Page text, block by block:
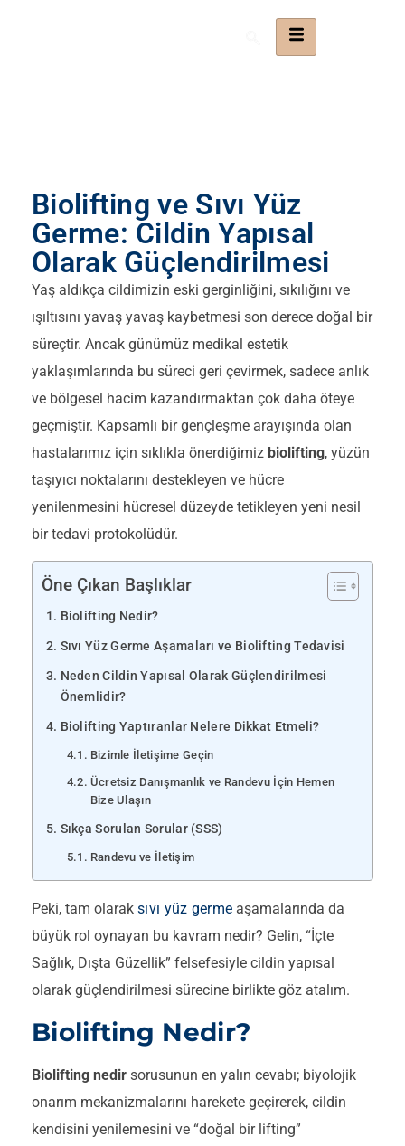
Biolifting ve Sıvı Yüz
Germe: Cildin Yapısal
Olarak Güçlendirilmesi
Yaş aldıkça cildimizin eski gerginliğini, sıkılığını ve
ışıltısını yavaş yavaş kaybetmesi son derece doğal bir
süreçtir. Ancak günümüz medikal estetik
yaklaşımlarında bu süreci geri çevirmek, sadece anlık
ve bölgesel hacim kazandırmaktan çok daha öteye
geçmiştir. Kapsamlı bir gençleşme arayışında olan
hastalarımız için sıklıkla önerdiğimiz biolifting, yüzün
taşıyıcı noktalarını destekleyen ve hücre
yenilenmesini hücresel düzeyde tetikleyen yeni nesil
bir tedavi protokolüdür.
Öne Çıkan Başlıklar
Biolifting Nedir?
Sıvı Yüz Germe Aşamaları ve Biolifting Tedavisi
Neden Cildin Yapısal Olarak Güçlendirilmesi
Önemlidir?
Biolifting Yaptıranlar Nelere Dikkat Etmeli?
Bizimle İletişime Geçin
Ücretsiz Danışmanlık ve Randevu İçin Hemen
Bize Ulaşın
Sıkça Sorulan Sorular (SSS)
Randevu ve İletişim
Peki, tam olarak sıvı yüz germe aşamalarında da
büyük rol oynayan bu kavram nedir? Gelin, “İçte
Sağlık, Dışta Güzellik” felsefesiyle cildin yapısal
olarak güçlendirilmesi sürecine birlikte göz atalım.
Biolifting Nedir?
Biolifting nedir sorusunun en yalın cevabı; biyolojik
onarım mekanizmalarını harekete geçirerek, cildin
kendisini yenilemesini ve “doğal bir lifting”